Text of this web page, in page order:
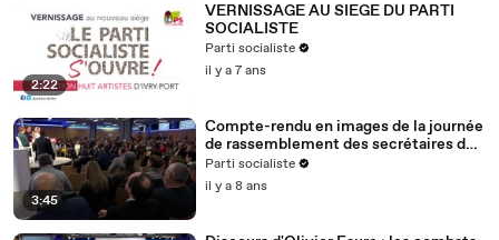
2:22
VERNISSAGE AU SIEGE DU PARTI
SOCIALISTE
Parti socialiste
il y a 7 ans
3:45
Compte-rendu en images de la journée
de rassemblement des secrétaires de
section (2.2.19)
Parti socialiste
il y a 8 ans